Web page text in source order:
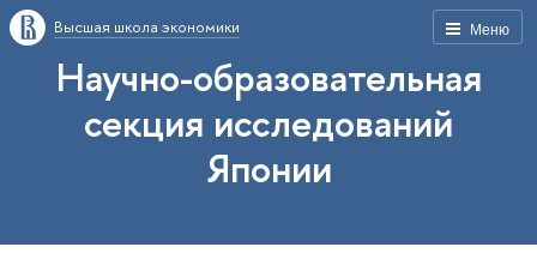
Меню
Высшая школа экономики
Научно-образовательная
секция исследований
Японии